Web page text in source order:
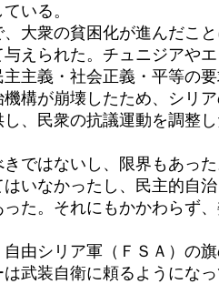
いる。
大衆の貧困化が進んだこ
えられた。チュニジアや
主義・社会正義・平等の要
構が崩壊したため、シリ
、民衆の抗議運動を調整
ではないし、限界もあっ
いなかったし、民主的自
た。それにもかかわらず
由シリア軍（ＦＳＡ）の
武装自衛に頼るようにな